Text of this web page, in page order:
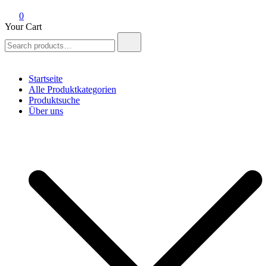
0
Your Cart
for:
Startseite
Alle Produktkategorien
Produktsuche
Über uns